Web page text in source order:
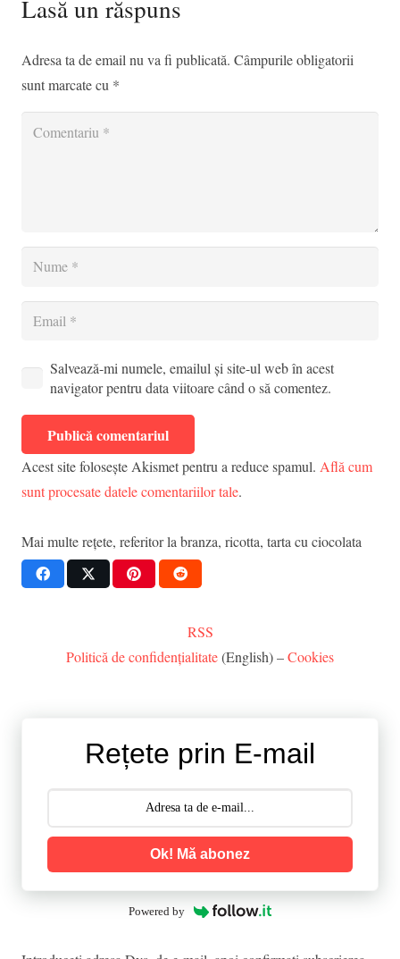
Lasă un răspuns
Adresa ta de email nu va fi publicată. Câmpurile obligatorii
sunt marcate cu *
Salvează-mi numele, emailul și site-ul web în acest
navigator pentru data viitoare când o să comentez.
Publică comentariul
Acest site folosește Akismet pentru a reduce spamul. Află cum
sunt procesate datele comentariilor tale.
Mai multe rețete, referitor labranza, ricotta, tarta cu ciocolata
RSS
Politică de confidențialitate(English) –Cookies
Rețete prin E-mail
Ok! Mă abonez
Powered by